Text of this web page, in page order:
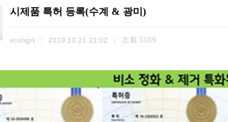
시제품 특허 등록(수계 & 광미)
ecobgri 2019.10.21 21:02 조회 3169